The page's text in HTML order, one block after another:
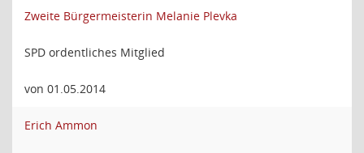
Zweite Bürgermeisterin Melanie Plevka
SPD ordentliches Mitglied
von 01.05.2014
Erich Ammon